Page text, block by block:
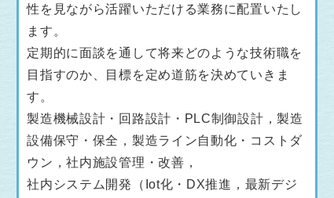
性を見ながら活躍いただける業務に配置いたし
ます。
定期的に面談を通して将来どのような技術職を
目指すのか、目標を定め道筋を決めていきま
す。
製造機械設計・回路設計・PLC制御設計，製造
設備保守・保全，製造ライン自動化・コストダ
ウン，社内施設管理・改善，
社内システム開発（Iot化・DX推進，最新デジ